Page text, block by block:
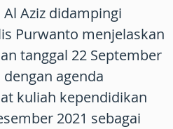
Al Aziz didampingi
Purwanto menjelaskan
tanggal 22 September
agenda
kuliah kependidikan
2021 sebagai